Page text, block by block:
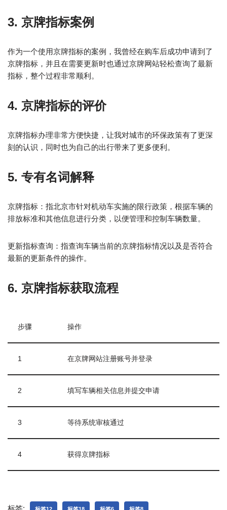
3. 京牌指标案例
作为一个使用京牌指标的案例，我曾经在购车后成功申请到了
京牌指标，并且在需要更新时也通过京牌网站轻松查询了最新
指标，整个过程非常顺利。
4. 京牌指标的评价
京牌指标办理非常方便快捷，让我对城市的环保政策有了更深
刻的认识，同时也为自己的出行带来了更多便利。
5. 专有名词解释
京牌指标：指北京市针对机动车实施的限行政策，根据车辆的
排放标准和其他信息进行分类，以便管理和控制车辆数量。
更新指标查询：指查询车辆当前的京牌指标情况以及是否符合
最新的更新条件的操作。
6. 京牌指标获取流程
步骤 操作
1 在京牌网站注册账号并登录
2 填写车辆相关信息并提交申请
3 等待系统审核通过
4 获得京牌指标
标签: 标签12 标签18 标签6 标签8